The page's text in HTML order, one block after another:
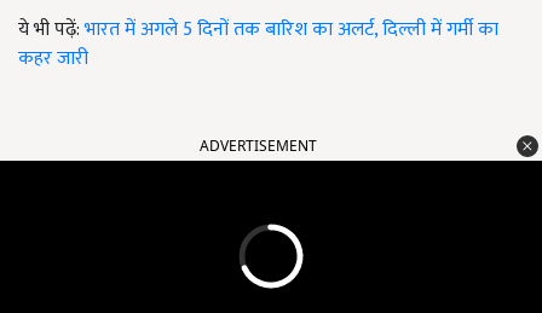
ये भी पढ़ें:भारत में अगले 5 दिनों तक बारिश का अलर्ट, दिल्ली में गर्मी का
कहर जारी
ADVERTISEMENT